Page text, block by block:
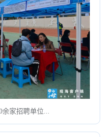
余家招聘单位...